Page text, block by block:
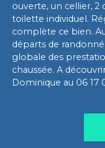
ouverte, un cellier, 2
toilette individuel.
complète ce bien.
départs de
globale des
chaussée. A
Dominique au 06 17